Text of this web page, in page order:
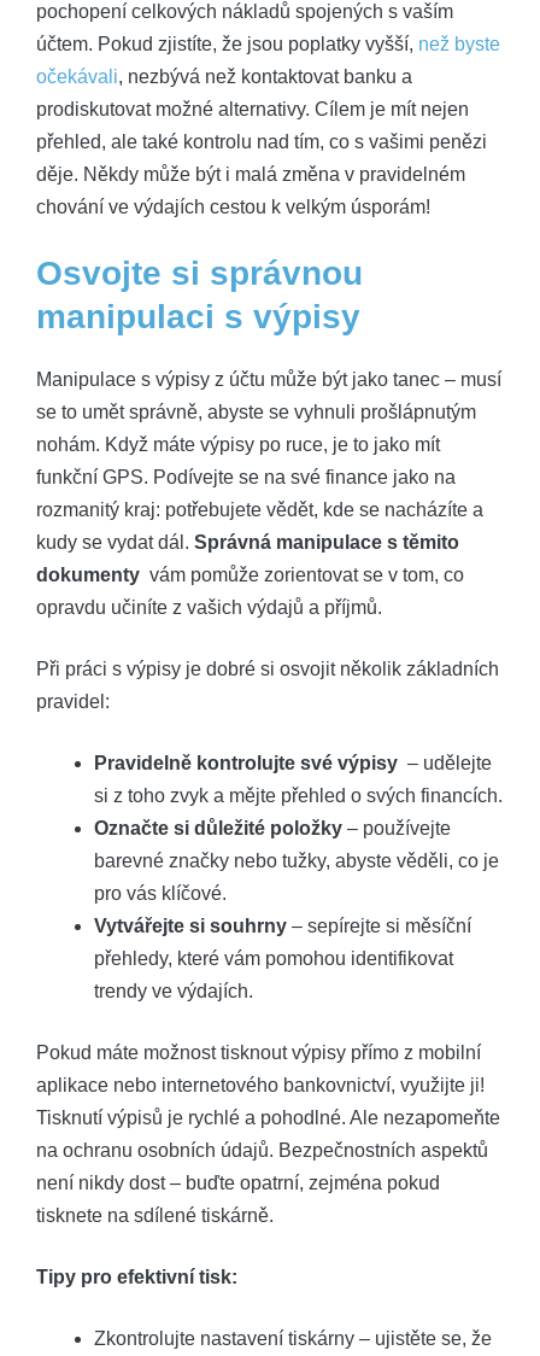
pochopení celkových nákladů spojených s vaším‌
účtem. Pokud zjistíte, že jsou poplatky⁣ vyšší, než byste
očekávali, nezbývá ​než kontaktovat banku a
prodiskutovat možné ‍alternativy. Cílem je mít nejen
přehled, ale ​také ⁣kontrolu nad tím,⁣ co ‍s vašimi ⁢penězi
děje. Někdy může být i malá ⁤změna v pravidelném
chování ve​ výdajích cestou k velkým‍ úsporám!
Osvojte⁣ si správnou
manipulaci s výpisy
Manipulace s⁢ výpisy z účtu ⁤může ‍být jako ​tanec – musí
se to umět ⁢správně,⁣ abyste se vyhnuli‌ prošlápnutým⁤
nohám. Když máte výpisy po ruce, je ⁤to jako mít
funkční GPS. Podívejte se na své finance‌ jako na
rozmanitý kraj: potřebujete vědět, kde ⁢se‍ nacházíte ​a
kudy se vydat dál. Správná ‌manipulace s těmito ​
dokumenty ⁣ vám pomůže zorientovat se ⁣v tom, co
opravdu učiníte z vašich⁤ výdajů a příjmů.
Při práci s výpisy je ​dobré‌ si osvojit několik základních
⁤pravidel:
Pravidelně kontrolujte své​ výpisy ‌ – udělejte
‌si z toho zvyk a ⁢mějte ​přehled o svých⁤ financích.
Označte si důležité položky – používejte
barevné⁣ značky nebo tužky, abyste věděli, co je
pro vás klíčové.
Vytvářejte si souhrny ⁢– sepírejte ⁤si​ měsíční
⁣přehledy, které vám pomohou identifikovat
trendy ⁤ve výdajích.
Pokud máte možnost tisknout výpisy přímo z mobilní⁢
aplikace ‍nebo internetového bankovnictví, využijte‌ ji!⁤
Tisknutí‌ výpisů je rychlé ‍a pohodlné. Ale⁢ nezapomeňte
na ochranu⁤ osobních ​údajů. Bezpečnostních‌ aspektů
není nikdy dost – buďte opatrní, zejména pokud
tisknete na​ sdílené ‍tiskárně.
Tipy pro efektivní tisk:
Zkontrolujte nastavení tiskárny – ujistěte se, že